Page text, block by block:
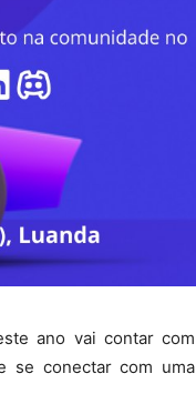
ano vai contar com
se conectar com uma